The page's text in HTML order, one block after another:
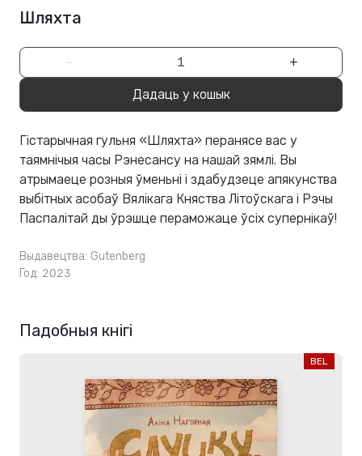
Шляхта
− +
Дадаць у кошык
Гістарычная гульня «Шляхта» перанясе вас у
таямнічыя часы Рэнесансу на нашай зямлі. Вы
атрымаеце розныя ўменьні і здабудзеце апякунства
выбітных асобаў Вялікага Княства Літоўскага і Рэчы
Паспалітай ды ўрэшце пераможаце ўсіх супернікаў!
Выдавецтва: Gutenberg
Год: 2023
Падобныя кнігі
BEL